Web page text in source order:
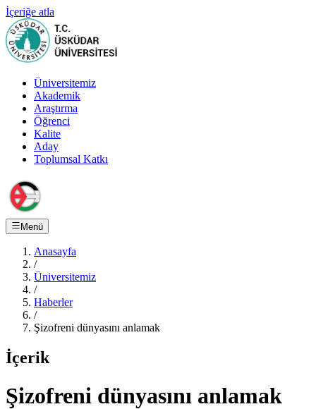
İçeriğe atla
Üniversitemiz
Akademik
Araştırma
Öğrenci
Kalite
Aday
Toplumsal Katkı
Menü
Anasayfa
/
Üniversitemiz
/
Haberler
/
Şizofreni dünyasını anlamak
İçerik
Şizofreni dünyasını anlamak